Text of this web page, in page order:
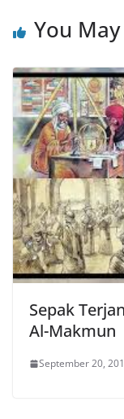
You
Sepak
Al-Makmun
September 20,